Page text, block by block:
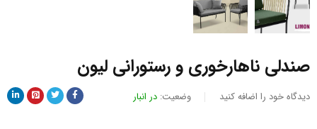
صندلی ناهارخوری و رستورانی لیون
دیدگاه خود را اضافه کنید وضعیت: در انبار